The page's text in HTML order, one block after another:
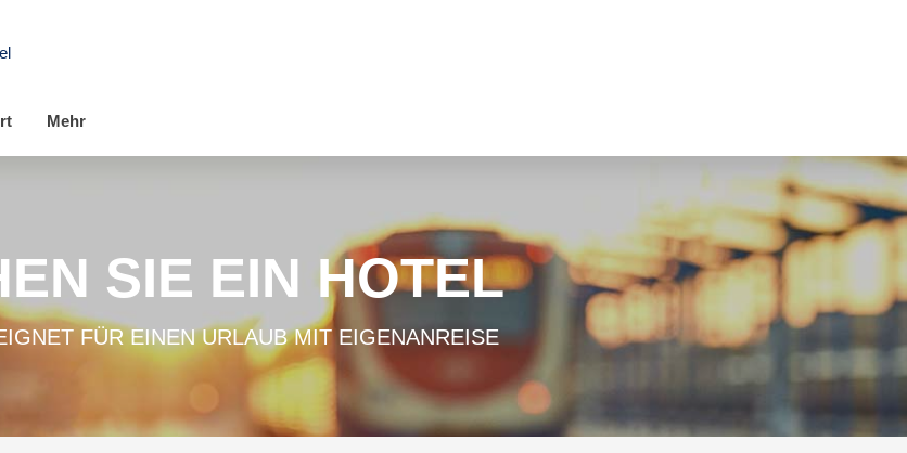
Mehr
SIE EIN HOTEL
FÜR EINEN URLAUB MIT EIGENANREISE